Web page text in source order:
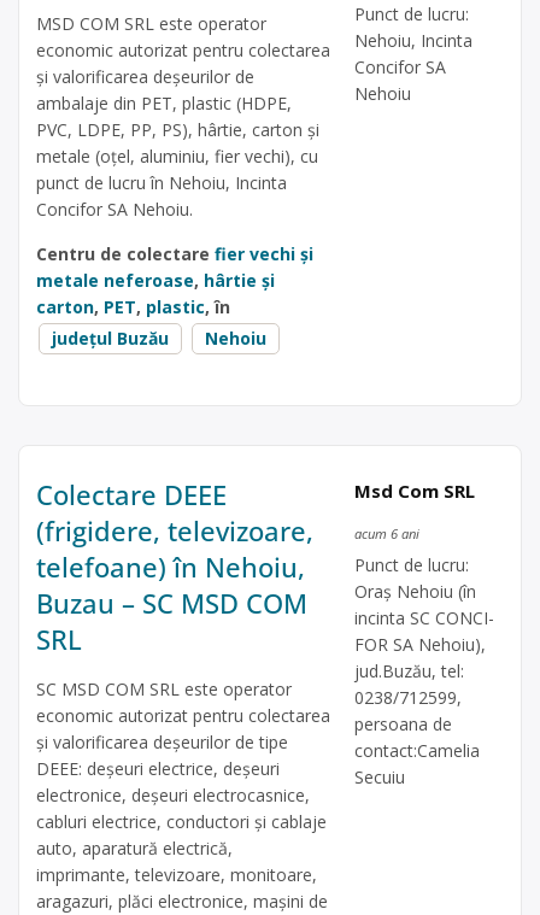
MSD COM SRL este operator
economic autorizat pentru colectarea
și valorificarea deșeurilor de
ambalaje din PET, plastic (HDPE,
PVC, LDPE, PP, PS), hârtie, carton și
metale (oțel, aluminiu, fier vechi), cu
punct de lucru în Nehoiu, Incinta
Concifor SA Nehoiu.
Centru de colectare fier vechi și
metale neferoase, hârtie și
carton, PET, plastic, în
județul Buzău
Nehoiu
Punct de lucru:
Nehoiu, Incinta
Concifor SA
Nehoiu
Colectare DEEE
(frigidere, televizoare,
telefoane) în Nehoiu,
Buzau – SC MSD COM
SRL
SC MSD COM SRL este operator
economic autorizat pentru colectarea
și valorificarea deșeurilor de tipe
DEEE: deșeuri electrice, deșeuri
electronice, deșeuri electrocasnice,
cabluri electrice, conductori și cablaje
auto, aparatură electrică,
imprimante, televizoare, monitoare,
aragazuri, plăci electronice, mașini de
Msd Com SRL
acum 6 ani
Punct de lucru:
Oraş Nehoiu (în
incinta SC CONCI-
FOR SA Nehoiu),
jud.Buzău, tel:
0238/712599,
persoana de
contact:Camelia
Secuiu